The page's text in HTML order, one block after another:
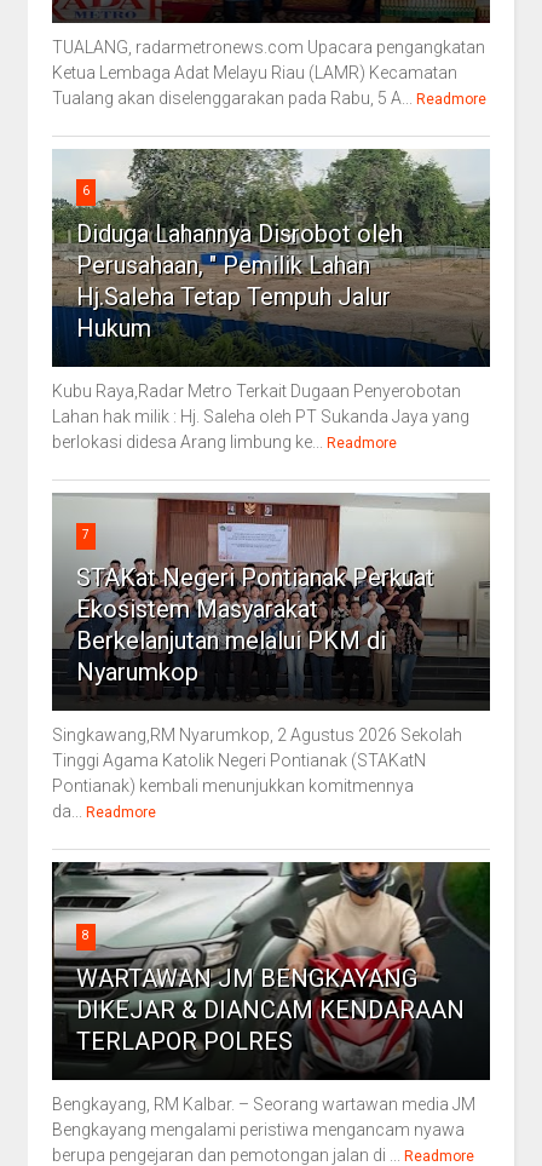
TUALANG, radarmetronews.com Upacara pengangkatan
Ketua Lembaga Adat Melayu Riau (LAMR) Kecamatan
Tualang akan diselenggarakan pada Rabu, 5 A...
Readmore
6
Diduga Lahannya Disrobot oleh
Perusahaan, " Pemilik Lahan
Hj.Saleha Tetap Tempuh Jalur
Hukum
Kubu Raya,Radar Metro Terkait Dugaan Penyerobotan
Lahan hak milik : Hj. Saleha oleh PT Sukanda Jaya yang
berlokasi didesa Arang limbung ke...
Readmore
7
STAKat Negeri Pontianak Perkuat
Ekosistem Masyarakat
Berkelanjutan melalui PKM di
Nyarumkop
Singkawang,RM Nyarumkop, 2 Agustus 2026 Sekolah
Tinggi Agama Katolik Negeri Pontianak (STAKatN
Pontianak) kembali menunjukkan komitmennya
da...
Readmore
8
WARTAWAN JM BENGKAYANG
DIKEJAR & DIANCAM KENDARAAN
TERLAPOR POLRES
Bengkayang, RM Kalbar. – Seorang wartawan media JM
Bengkayang mengalami peristiwa mengancam nyawa
berupa pengejaran dan pemotongan jalan di ...
Readmore